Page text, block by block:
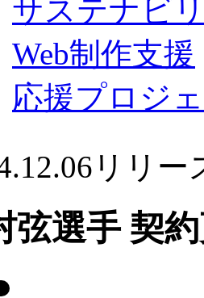
サステナビ
Web制作支援
応援プロジ
リリー
弦選手 契